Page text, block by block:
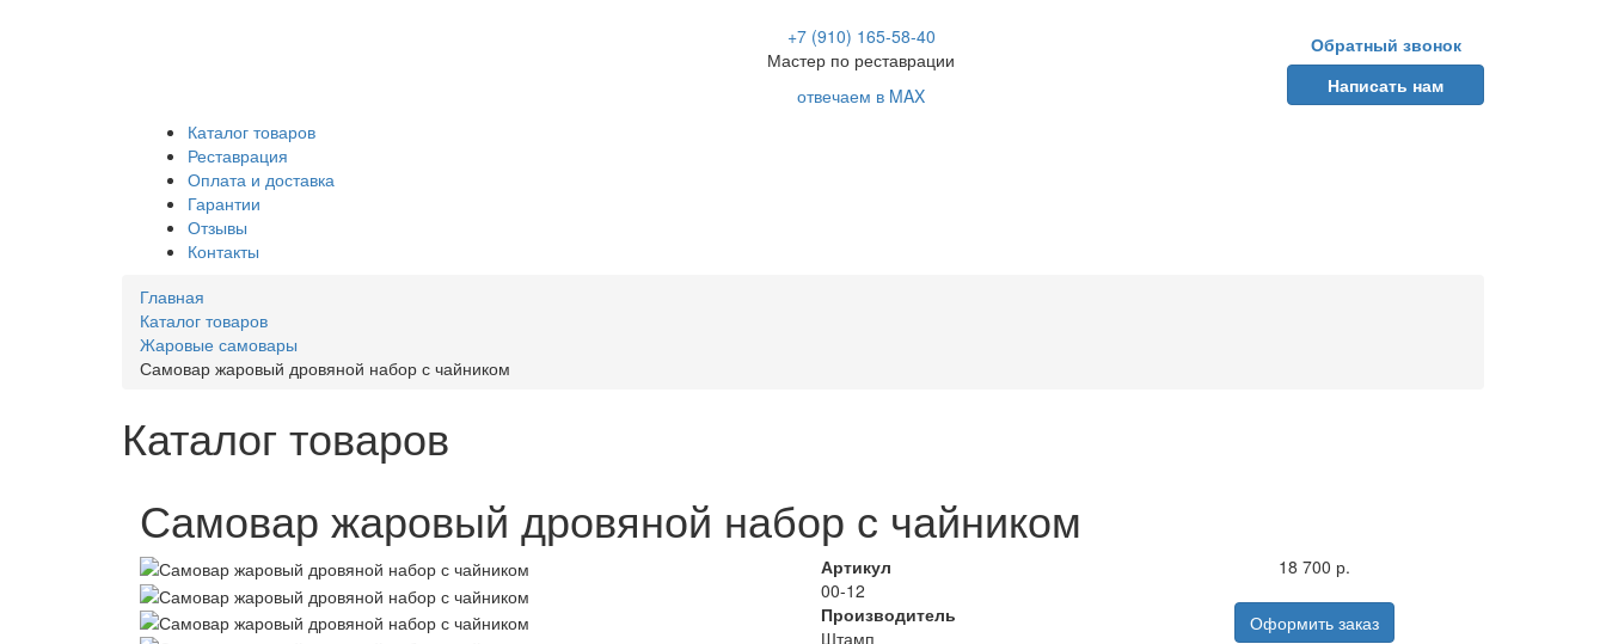
+7 (910) 165-58-40
Мастер по реставрации
отвечаем в MAX
Обратный звонок
Написать нам
Каталог товаров
Реставрация
Оплата и доставка
Гарантии
Отзывы
Контакты
Главная
Каталог товаров
Жаровые самовары
Самовар жаровый дровяной набор с чайником
Каталог товаров
Самовар жаровый дровяной набор с чайником
Артикул
00-12
Производитель
Штамп
18 700 р.
Оформить заказ